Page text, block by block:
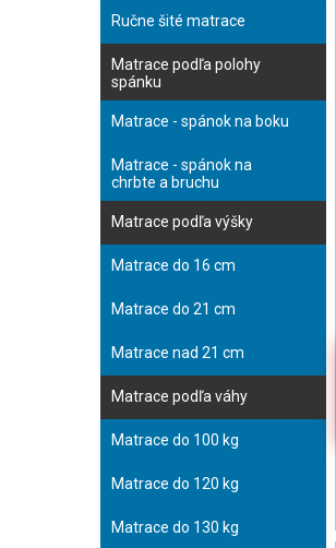
Ručne šité matrace
Matrace podľa polohy
spánku
Matrace - spánok na boku
Matrace - spánok na
chrbte a bruchu
Matrace podľa výšky
Matrace do 16 cm
Matrace do 21 cm
Matrace nad 21 cm
Matrace podľa váhy
Matrace do 100 kg
Matrace do 120 kg
Matrace do 130 kg